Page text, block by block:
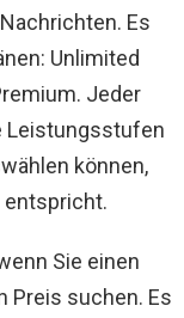
Es
Unlimited
Jeder
Leistungsstufen
können,
entspricht.
Sie einen
Preis suchen. Es